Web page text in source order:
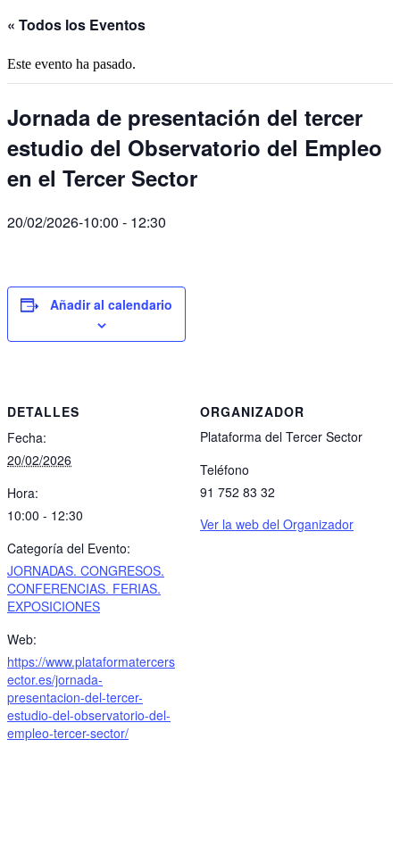
« Todos los Eventos
Este evento ha pasado.
Jornada de presentación del tercer
estudio del Observatorio del Empleo
en el Tercer Sector
20/02/2026-10:00 - 12:30
Añadir al calendario
DETALLES
Fecha:
20/02/2026
Hora:
10:00 - 12:30
Categoría del Evento:
JORNADAS. CONGRESOS.
CONFERENCIAS. FERIAS.
EXPOSICIONES
Web:
https://www.plataformatercers
ector.es/jornada-
presentacion-del-tercer-
estudio-del-observatorio-del-
empleo-tercer-sector/
ORGANIZADOR
Plataforma del Tercer Sector
Teléfono
91 752 83 32
Ver la web del Organizador